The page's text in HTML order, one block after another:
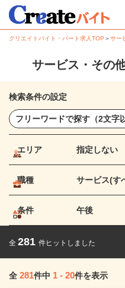
クリエイトバイト・パート求人TOP ＞サー
サービス・その
検索条件の設定
エリア 指定しない
職種 サービス(す
条件 午後
全 281 件ヒットしました
全 281件中 1 - 20件を表示